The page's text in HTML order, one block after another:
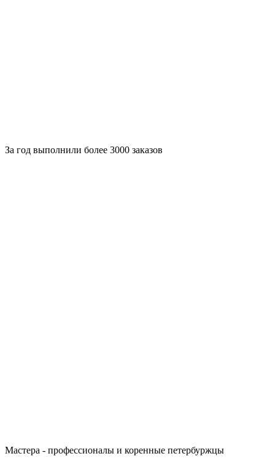
За год выполнили более 3000 заказов
Мастера - профессионалы и коренные петербуржцы